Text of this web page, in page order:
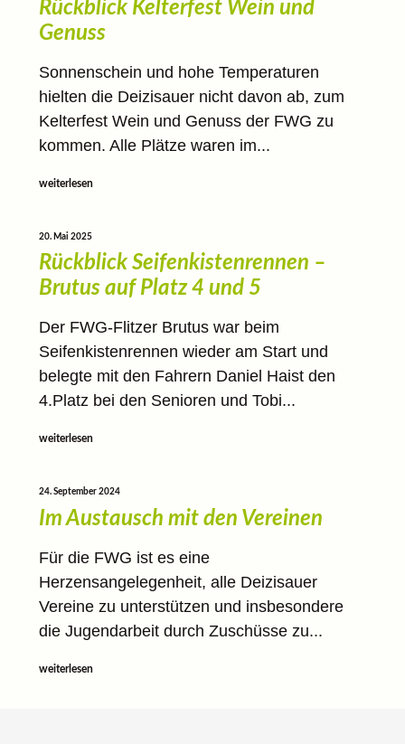
Rückblick Kelterfest Wein und
Genuss
Sonnenschein und hohe Temperaturen
hielten die Deizisauer nicht davon ab, zum
Kelterfest Wein und Genuss der FWG zu
kommen. Alle Plätze waren im...
weiterlesen
20. Mai 2025
Rückblick Seifenkistenrennen –
Brutus auf Platz 4 und 5
Der FWG-Flitzer Brutus war beim
Seifenkistenrennen wieder am Start und
belegte mit den Fahrern Daniel Haist den
4.Platz bei den Senioren und Tobi...
weiterlesen
24. September 2024
Im Austausch mit den Vereinen
Für die FWG ist es eine
Herzensangelegenheit, alle Deizisauer
Vereine zu unterstützen und insbesondere
die Jugendarbeit durch Zuschüsse zu...
weiterlesen